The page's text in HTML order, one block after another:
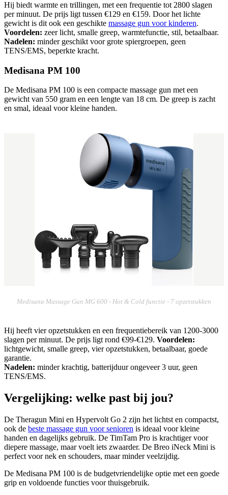
Hij biedt warmte en trillingen, met een frequentie tot 2800 slagen
per minuut. De prijs ligt tussen €129 en €159. Door het lichte
gewicht is dit ook een geschikte massage gun voor kinderen.
Voordelen: zeer licht, smalle greep, warmtefunctie, stil, betaalbaar.
Nadelen: minder geschikt voor grote spiergroepen, geen
TENS/EMS, beperkte kracht.
Medisana PM 100
De Medisana PM 100 is een compacte massage gun met een
gewicht van 550 gram en een lengte van 18 cm. De greep is zacht
en smal, ideaal voor kleine handen.
Medisana Massage Gun MG 600 - Hot & Cold functie - 7 opzetstukken
Hij heeft vier opzetstukken en een frequentiebereik van 1200-3000
slagen per minuut. De prijs ligt rond €99-€129. Voordelen:
lichtgewicht, smalle greep, vier opzetstukken, betaalbaar, goede
garantie.
Nadelen: minder krachtig, batterijduur ongeveer 3 uur, geen
TENS/EMS.
Vergelijking: welke past bij jou?
De Theragun Mini en Hypervolt Go 2 zijn het lichtst en compactst,
ook de beste massage gun voor senioren is ideaal voor kleine
handen en dagelijks gebruik. De TimTam Pro is krachtiger voor
diepere massage, maar voelt iets zwaarder. De Breo iNeck Mini is
perfect voor nek en schouders, maar minder veelzijdig.
De Medisana PM 100 is de budgetvriendelijke optie met een goede
grip en voldoende functies voor thuisgebruik.